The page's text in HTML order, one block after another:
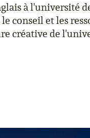
à l'université
conseil et les
créative de